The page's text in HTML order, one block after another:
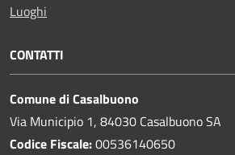
Luoghi
CONTATTI
Comune di Casalbuono
Via Municipio 1, 84030 Casalbuono SA
Codice Fiscale:00536140650